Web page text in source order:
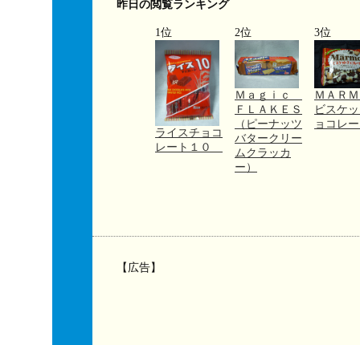
昨日の閲覧ランキング
1位
ライスチョコ
レート１０
2位
Ｍａｇｉｃ
ＦＬＡＫＥＳ
（ピーナッツ
バタークリー
ムクラッカ
ー）
3位
ＭＡＲ
ビスケ
ョコレ
【広告】